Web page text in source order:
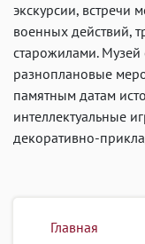
экскурсии, встречи
военных действий,
старожилами. Музей
разноплановые
памятным датам
интеллектуальные
декоративно-
Главная